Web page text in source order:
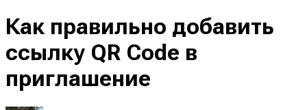
Как правильно добавить
ссылку QR Code в
приглашение